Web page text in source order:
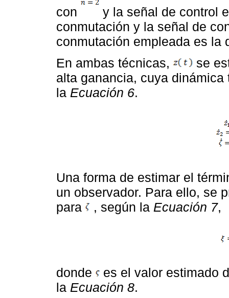
con
y la señal de control
conmutación y la señal de
conmutación empleada es la
En ambas técnicas,
se
alta ganancia, cuya
la Ecuación 6.
Una forma de estimar el
un observador. Para ello, se
para
, según la Ecuación 7,
donde
es el valor estimado
la Ecuación 8.